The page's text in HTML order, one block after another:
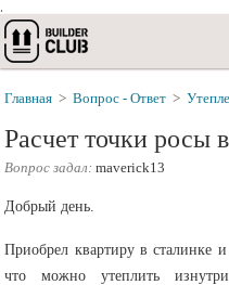
.
Главная > Вопрос - Ответ >
Расчет точки росы
Вопрос задал: maverick13
Добрый день.
Приобрел квартиру в сталинке
что можно утеплить